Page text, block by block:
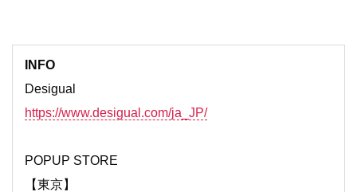
INFO
Desigual
https://www.desigual.com/ja_JP/
POPUP STORE
【東京】